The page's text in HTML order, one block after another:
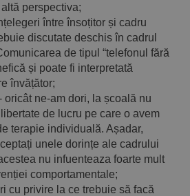
perspectiva;
între însoțitor și cadru
discutate deschis în cadrul
de tipul “telefonul fără
și poate fi interpretată
învățător;
oricât ne-am dori, la școală nu
de lucru pe care o avem
terapie individuală. Așadar,
unele dorințe ale cadrului
nu infuenteaza foarte mult
comportamentale;
cu privire la ce trebuie să facă